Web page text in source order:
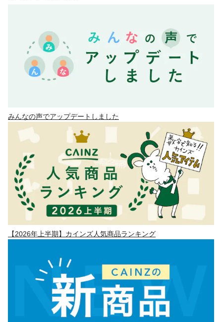
みんなの声でアップデートしました
【2026年上半期】カインズ人気商品ランキング